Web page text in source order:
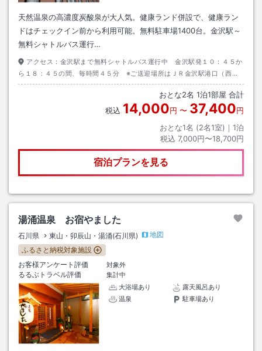
天然温泉の高濃度炭酸泉が大人気。健康ランド併設で、健康ラン
ドはチェックイン前から利用可能。無料駐車場1400台。金沢駅～
無料シャトルバス運行…
アクセス： 金沢駅まで無料シャトルバス運行中 金沢駅発１０：４５か
ら１８：４５の間、毎時間４５分 ※ご送迎場所はＪＲ金沢駅港口（西
口）「団体バス乗降所」
おとな2名 1泊1部屋 合計
税込 14,000円 〜 37,400円
おとな1名 (2名1室)｜ 1泊
税込 7,000円〜18,700円
宿泊プランを見る
湯涌温泉 お宿やました
石川県 東山・卯辰山・湯涌(石川県)
地図
ふるさと納税対象施設
お客様アンケート評価
対象外
るるぶトラベル評価
集計中
大浴場あり
露天風呂あり
温泉
駐車場あり